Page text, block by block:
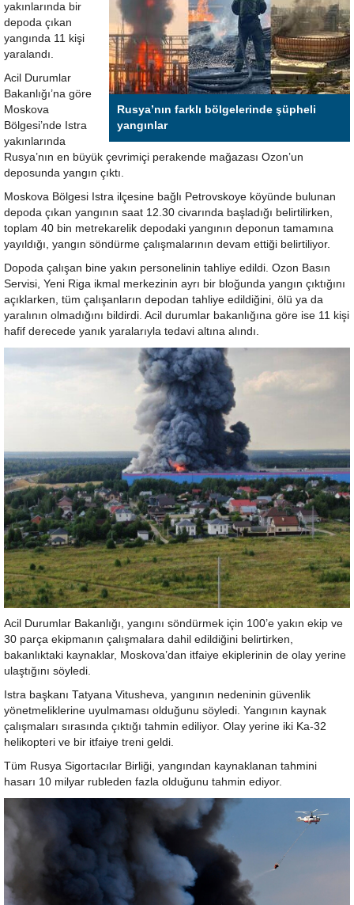
Rusya’nın farklı bölgelerinde şüpheli
yangınlar
yakınlarında bir
depoda çıkan
yangında 11 kişi
yaralandı.
Acil Durumlar
Bakanlığı’na göre
Moskova
Bölgesi’nde Istra
yakınlarında
Rusya’nın en büyük çevrimiçi perakende mağazası Ozon’un
deposunda yangın çıktı.
Moskova Bölgesi Istra ilçesine bağlı Petrovskoye köyünde bulunan
depoda çıkan yangının saat 12.30 civarında başladığı belirtilirken,
toplam 40 bin metrekarelik depodaki yangının deponun tamamına
yayıldığı, yangın söndürme çalışmalarının devam ettiği belirtiliyor.
Dopoda çalışan bine yakın personelinin tahliye edildi. Ozon Basın
Servisi, Yeni Riga ikmal merkezinin ayrı bir bloğunda yangın çıktığını
açıklarken, tüm çalışanların depodan tahliye edildiğini, ölü ya da
yaralının olmadığını bildirdi. Acil durumlar bakanlığına göre ise 11 kişi
hafif derecede yanık yaralarıyla tedavi altına alındı.
Acil Durumlar Bakanlığı, yangını söndürmek için 100’e yakın ekip ve
30 parça ekipmanın çalışmalara dahil edildiğini belirtirken,
bakanlıktaki kaynaklar, Moskova’dan itfaiye ekiplerinin de olay yerine
ulaştığını söyledi.
Istra başkanı Tatyana Vitusheva, yangının nedeninin güvenlik
yönetmeliklerine uyulmaması olduğunu söyledi. Yangının kaynak
çalışmaları sırasında çıktığı tahmin ediliyor. Olay yerine iki Ka-32
helikopteri ve bir itfaiye treni geldi.
Tüm Rusya Sigortacılar Birliği, yangından kaynaklanan tahmini
hasarı 10 milyar rubleden fazla olduğunu tahmin ediyor.